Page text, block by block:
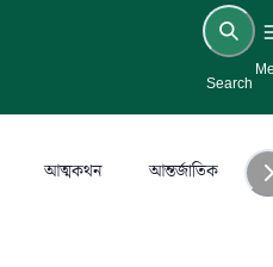
Search
আত্মকথন আন্তর্জাতিক